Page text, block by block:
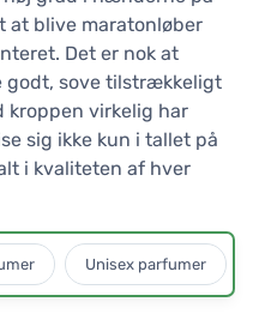
at blive maratonløber
Det er nok at
godt, sove tilstrækkeligt
virkelig har
sig ikke kun i tallet på
i kvaliteten af hver
Unisex parfumer